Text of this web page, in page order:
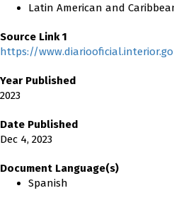
Latin American and
Source Link 1
https://
Year Published
2023
Date Published
Dec 4, 2023
Document Language(s)
Spanish